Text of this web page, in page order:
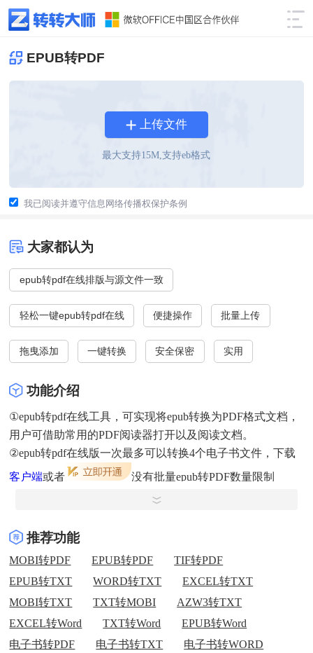
EPUB转PDF
上传文件
最大支持15M,支持eb格式
我已阅读并遵守信息网络传播权保护条例
大家都认为
epub转pdf在线排版与源文件一致
轻松一键epub转pdf在线 便捷操作 批量上传
拖曳添加 一键转换 安全保密 实用
功能介绍
①epub转pdf在线工具，可实现将epub转换为PDF格式文档，
用户可借助常用的PDF阅读器打开以及阅读文档。
②epub转pdf在线版一次最多可以转换4个电子书文件，下载
客户端或者
没有批量epub转PDF数量限制
电子书 文件
④文件安全：我们尊重隐私权，文件24小时后将自动删除，
除，可在我的文件中手动删除转换文件。
推荐功能
MOBI转PDF EPUB转PDF
TIF转PDF
EPUB转TXT
WORD转TXT
EXCEL转TXT
MOBI转TXT
TXT转MOBI
AZW3转TXT
EXCEL转Word
TXT转Word
EPUB转Word
电子书转PDF
电子书转TXT 电子书转WORD